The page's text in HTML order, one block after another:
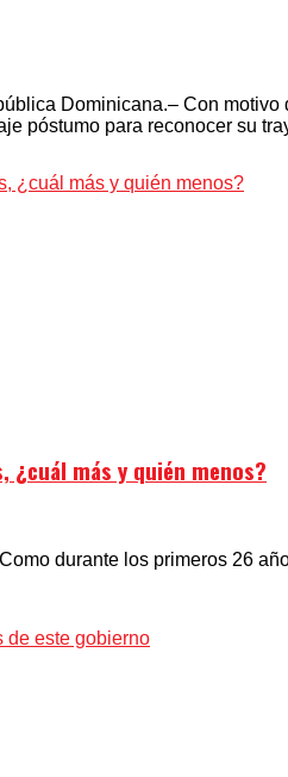
Dominicana.– Con
póstumo para reconocer su
¿cuál más y quién menos?
durante los primeros 26